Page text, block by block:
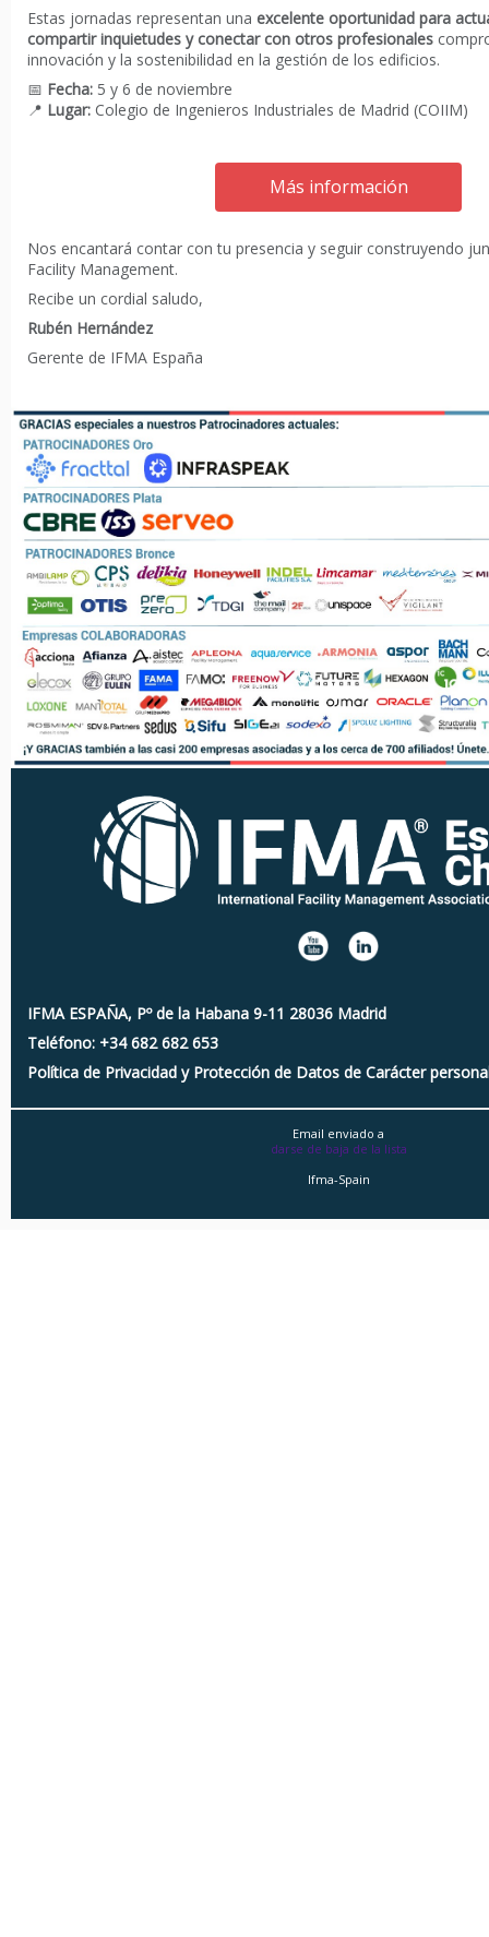
Estas jornadas representan una excelente oportunidad para
compartir inquietudes y conectar con otros profesionales
innovación y la sostenibilidad en la gestión de los edificios.
📅 Fecha: 5 y 6 de noviembre
📍 Lugar: Colegio de Ingenieros Industriales de Madrid (COIIM)
Más información
Nos encantará contar con tu presencia y seguir construyendo
Facility Management.
Recibe un cordial saludo,
Rubén Hernández
Gerente de IFMA España
IFMA ESPAÑA, Pº de la Habana 9-11 28036 Madrid
Teléfono: +34 682 682 653
Política de Privacidad y Protección de Datos de Carácter
Email enviado a
darse de baja de la lista
Ifma-Spain